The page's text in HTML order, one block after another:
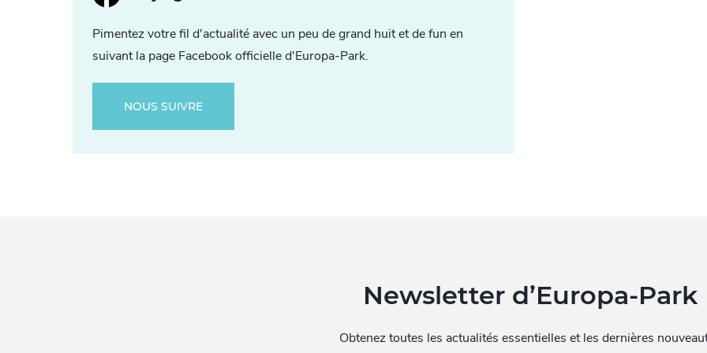
Pimentez votre fil d'actualité avec un peu de grand huit et de fun en
suivant la page Facebook officielle d'Europa-Park.
NOUS SUIVRE
Newsletter d’Europa-Park
Obtenez toutes les actualités essentielles et les dernières